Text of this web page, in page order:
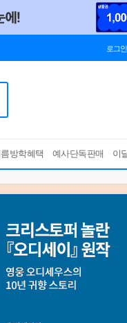
로그인
방학혜택 예사단독판매 이